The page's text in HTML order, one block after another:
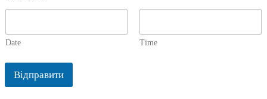
Date Time
Відправити